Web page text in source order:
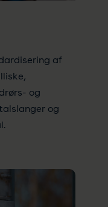
af
og
og